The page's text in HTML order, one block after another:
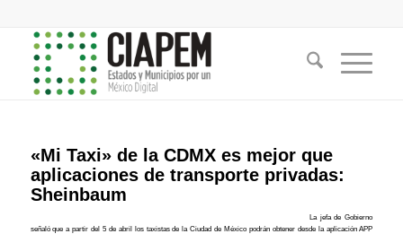
«Mi Taxi» de la CDMX es mejor que
aplicaciones de transporte privadas:
Sheinbaum
La jefa de Gobierno
señaló que a partir del 5 de abril los taxistas de la Ciudad de México podrán obtener desde la aplicación APP